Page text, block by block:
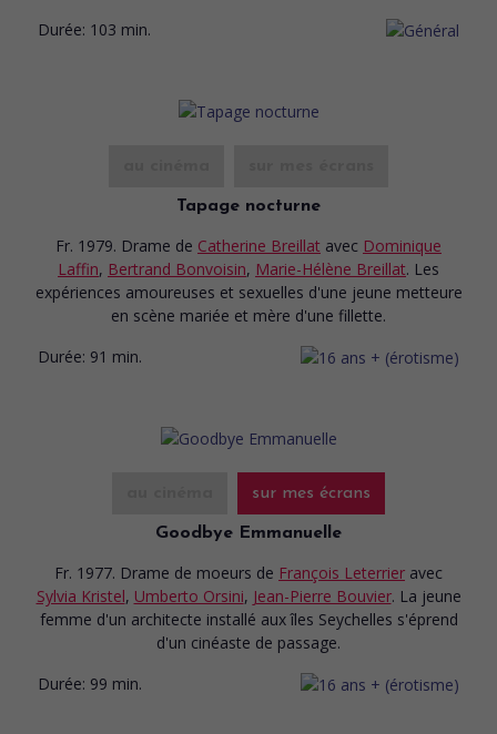
Durée: 103 min.
Tapage nocturne
Fr. 1979. Drame de Catherine Breillat avec Dominique
Laffin, Bertrand Bonvoisin, Marie-Hélène Breillat. Les
expériences amoureuses et sexuelles d'une jeune metteure
en scène mariée et mère d'une fillette.
Durée: 91 min.
sur mes écrans
Goodbye Emmanuelle
Fr. 1977. Drame de moeurs de François Leterrier avec
Sylvia Kristel, Umberto Orsini, Jean-Pierre Bouvier. La jeune
femme d'un architecte installé aux îles Seychelles s'éprend
d'un cinéaste de passage.
Durée: 99 min.